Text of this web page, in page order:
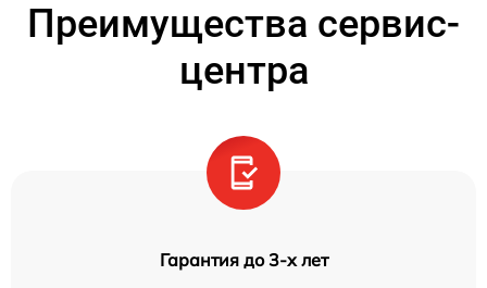
Преимущества сервис-
центра
Гарантия до 3-х лет